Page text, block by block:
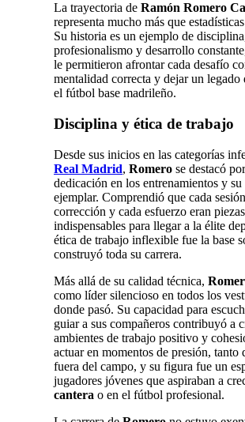
La trayectoria de Ramón Romero
representa mucho más que
Su historia es un ejemplo de
profesionalismo y desarrollo
le permitieron afrontar cada desafío
mentalidad correcta y dejar un legado
el fútbol base madrileño.
Disciplina y ética de trabajo
Desde sus inicios en las categorías
Real Madrid, Romero se destacó
dedicación en los entrenamientos y su
ejemplar. Comprendió que cada
corrección y cada esfuerzo eran piezas
indispensables para llegar a la élite
ética de trabajo inflexible fue la base
construyó toda su carrera.
Más allá de su calidad técnica,
como líder silencioso en todos los
donde pasó. Su capacidad para
guiar a sus compañeros contribuyó a
ambientes de trabajo positivo y
actuar en momentos de presión, tanto
fuera del campo, y su figura fue un
jugadores jóvenes que aspiraban a
cantera o en el fútbol profesional.